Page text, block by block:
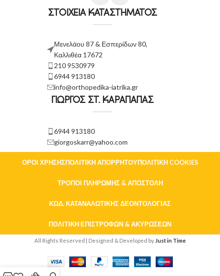
ΣΤΟΙΧΕΙΑ ΚΑΤΑΣΤΗΜΑΤΟΣ
Μενελάου 87 & Εσπερίδων 80,
Καλλιθέα 17672
210 9530979
6944 913180
info@orthopedika-iatrika.gr
ΓΙΩΡΓΟΣ ΣΤ. ΚΑΡΑΠΑΠΑΣ
6944 913180
giorgoskarr@yahoo.com
ΌΡΟΙ ΧΡΉΣΗΣΠΟΛΙΤΙΚΉ ΑΠΟΡΡΉΤΟΥΠΟΛΙΤΙΚΉ COOKIES
ΤΡΌΠΟΙ ΠΛΗΡΩΜΉΣ & ΑΠΟΣΤΟΛΉ
ΚΏΔ. ΚΑΤΑΝΑΛΩΤΙΚΉΣ ΔΕΟΝΤΟΛΟΓΊΑΣ
ΠΟΛΙΤΙΚΉ ΕΠΙΣΤΡΟΦΏΝ & ΑΚΥΡΏΣΕΩΝ
All Rights Reserved | Designed & Developed by Just in Time